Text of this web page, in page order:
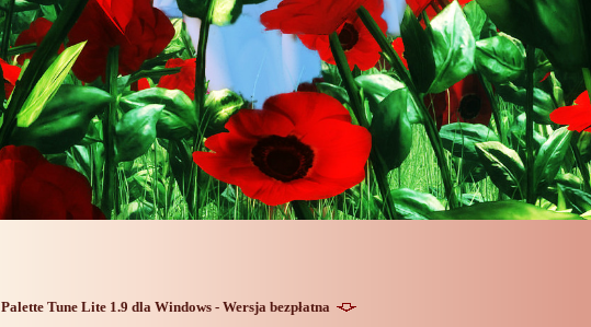
Palette Tune Lite 1.9 dla Windows - Wersja bezpłatna